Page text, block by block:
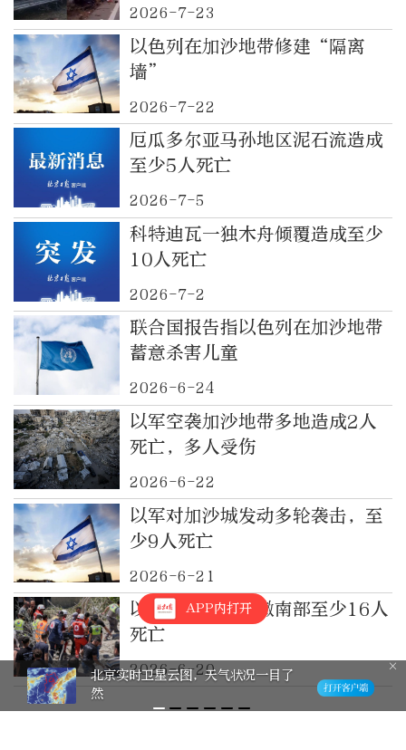
2026-7-23
以色列在加沙地带修建“隔离
墙”
2026-7-22
厄瓜多尔亚马孙地区泥石流造成
至少5人死亡
2026-7-5
科特迪瓦一独木舟倾覆造成至少
10人死亡
2026-7-2
联合国报告指以色列在加沙地带
蓄意杀害儿童
2026-6-24
以军空袭加沙地带多地造成2人
死亡，多人受伤
2026-6-22
以军对加沙城发动多轮袭击，至
少9人死亡
2026-6-21
以色列空袭黎巴嫩南部至少16人
死亡
2026-6-20
APP内打开
北京实时卫星云图，天气状况一目了
然